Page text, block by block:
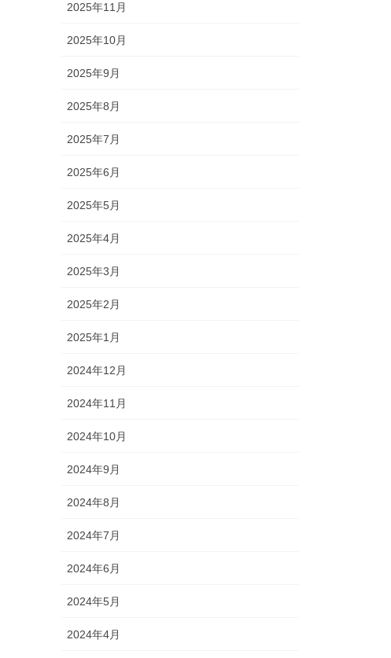
2025年11月
2025年10月
2025年9月
2025年8月
2025年7月
2025年6月
2025年5月
2025年4月
2025年3月
2025年2月
2025年1月
2024年12月
2024年11月
2024年10月
2024年9月
2024年8月
2024年7月
2024年6月
2024年5月
2024年4月